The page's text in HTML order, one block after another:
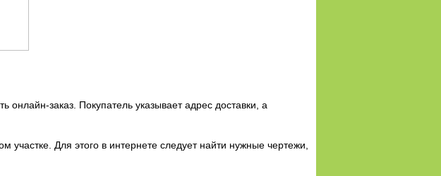
заказ. Покупатель указывает адрес доставки, а
Для этого в интернете следует найти нужные чертежи,